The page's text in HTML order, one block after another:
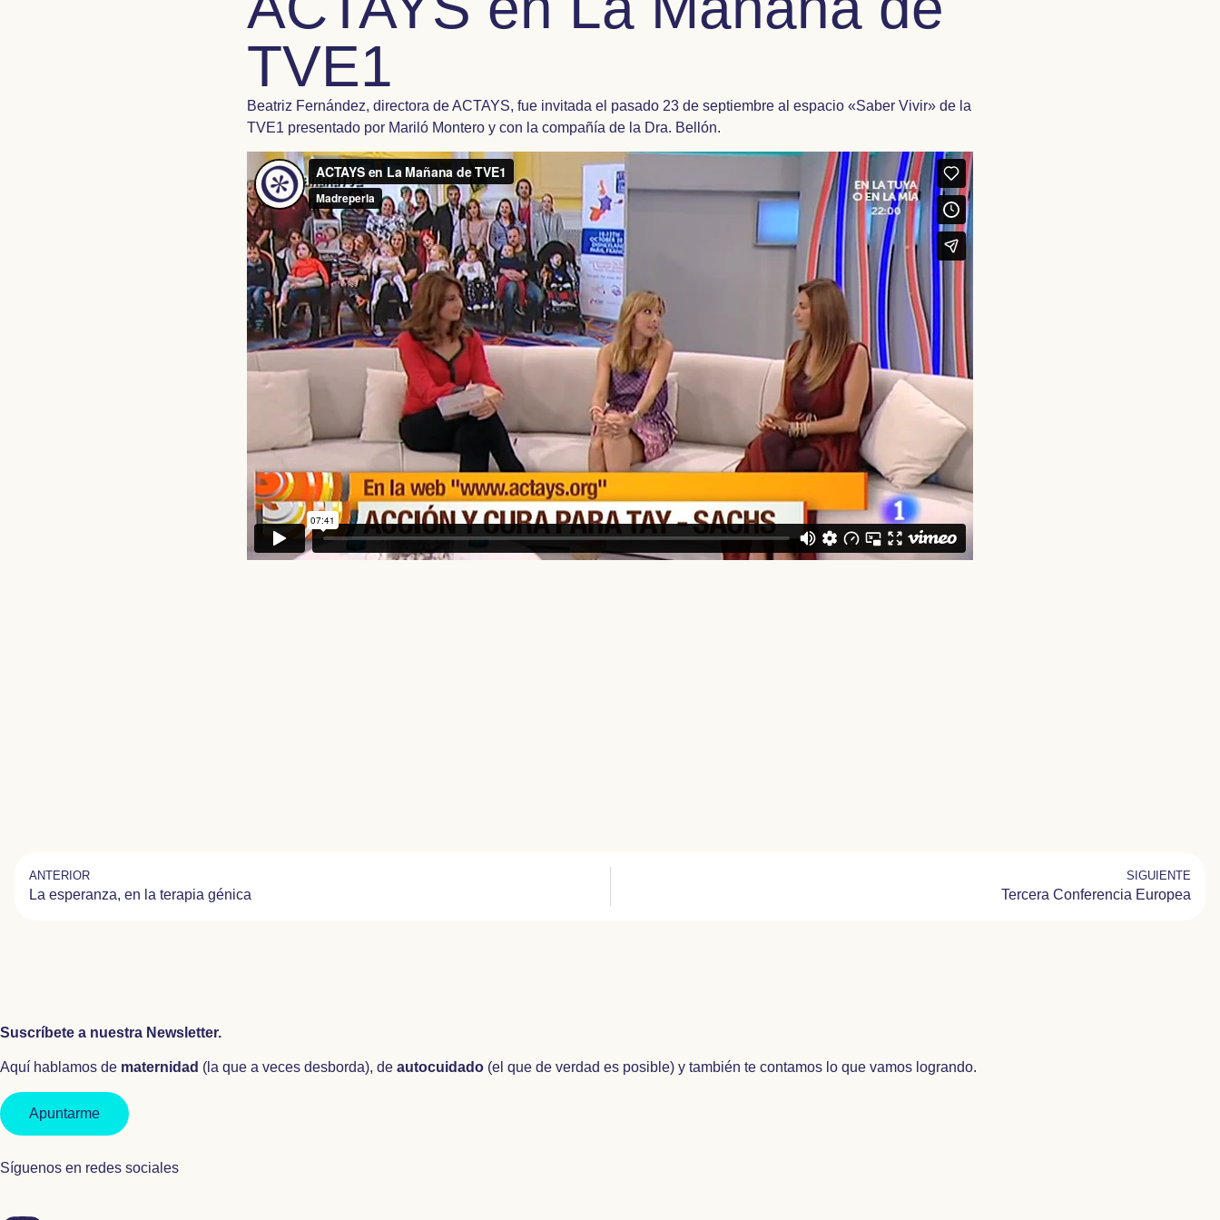
TVE1
Beatriz Fernández, directora de ACTAYS, fue invitada el pasado 23 de septiembre al espacio «Saber Vivir» de la
TVE1 presentado por Mariló Montero y con la compañía de la Dra. Bellón.
ANTERIOR
La esperanza, en la terapia génica
SIGUIENTE
Tercera Conferencia Europea
Suscríbete a nuestra Newsletter.
Aquí hablamos de maternidad (la que a veces desborda), de autocuidado (el que de verdad es posible) y también te contamos lo que vamos logrando.
Apuntarme
Síguenos en redes sociales